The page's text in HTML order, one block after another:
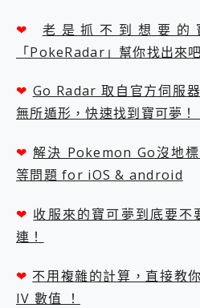
❤
老是抓不到想要的
「PokeRadar」幫你找出來吧
❤ Go Radar 取自官方伺服
無所遁形，快速找到寶可夢
❤ 解決 Pokemon Go沒地
等問題 for iOS & android
❤ 收服來的寶可夢到底要不
連！
❤ 不用複雜的計算，直接教
IV 數值 ！